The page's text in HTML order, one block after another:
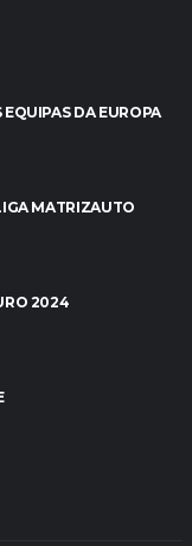
DA EUROPA
MATRIZAUTO
2024